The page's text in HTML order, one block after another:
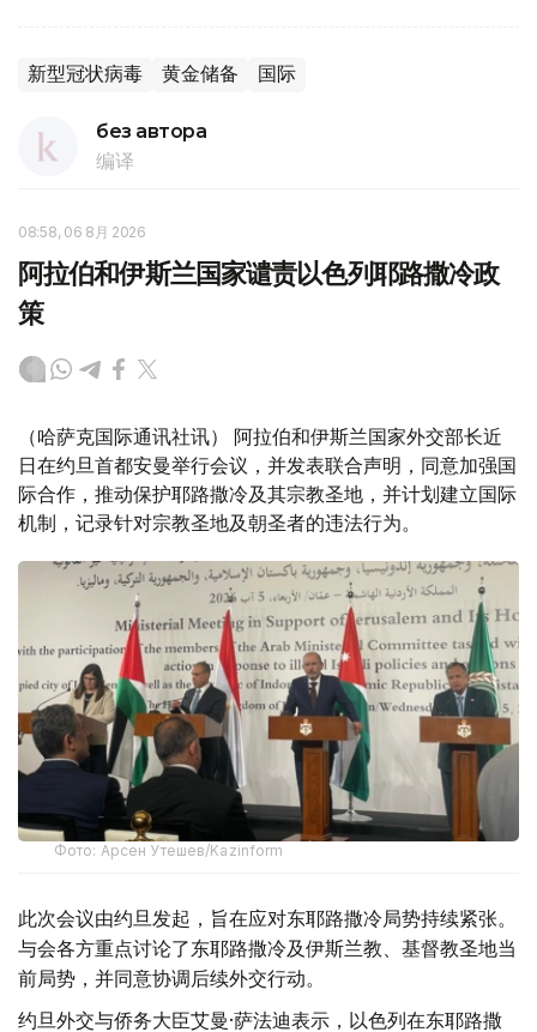
新型冠状病毒 黄金储备 国际
без автора
编译
08:58, 06 8月 2026
阿拉伯和伊斯兰国家谴责以色列耶路撒冷政
策
（哈萨克国际通讯社讯） 阿拉伯和伊斯兰国家外交部长近
日在约旦首都安曼举行会议，并发表联合声明，同意加强国
际合作，推动保护耶路撒冷及其宗教圣地，并计划建立国际
机制，记录针对宗教圣地及朝圣者的违法行为。
Фото: Арсен Утешев/Kazinform
此次会议由约旦发起，旨在应对东耶路撒冷局势持续紧张。
与会各方重点讨论了东耶路撒冷及伊斯兰教、基督教圣地当
前局势，并同意协调后续外交行动。
约旦外交与侨务大臣艾曼·萨法迪表示，以色列在东耶路撒